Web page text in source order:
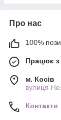
Про нас
100%
Працює з
м. Косів
вулиця
Контакти